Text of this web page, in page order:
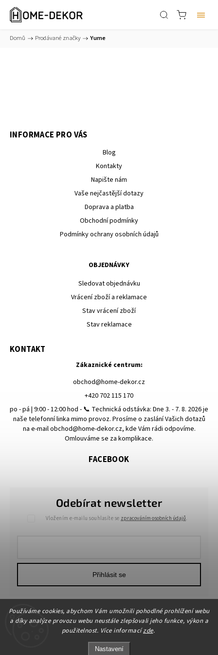
Používáme cookies, abychom Vám umožnili pohodlné prohlížení webu
a díky analýze provozu webu neustále zlepšovali jeho funkce, výkon a
použitelnost. Více informacízde.
Nastavení
Domů / Prodávané značky / Yume
INFORMACE PRO VÁS
Blog
Kontakty
Napište nám
Vaše nejčastější dotazy
Doprava a platba
Obchodní podmínky
Podmínky ochrany osobních údajů
OBJEDNÁVKY
Sledovat objednávku
Vrácení zboží a reklamace
Stav vrácení zboží
Stav reklamace
Odebírat newsletter
Vložením e-mailu souhlasíte se zpracováním osobních údajů.
Přihlásit se
KONTAKT
Zákaznické centrum:
obchod@home-dekor.cz
+420 702 115 170
po - pá | 9:00 - 12:00 hod - 📞 Technická odstávka: Dne 3. - 7. 8. 2026 je
naše telefonní linka mimo provoz. Prosíme o zaslání Vašich dotazů
na e-mail obchod@home-dekor.cz, kde Vám rádi odpovíme.
Omlouváme se za komplikace.
FACEBOOK